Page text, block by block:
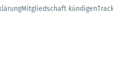
Mitgliedschaft kündigen